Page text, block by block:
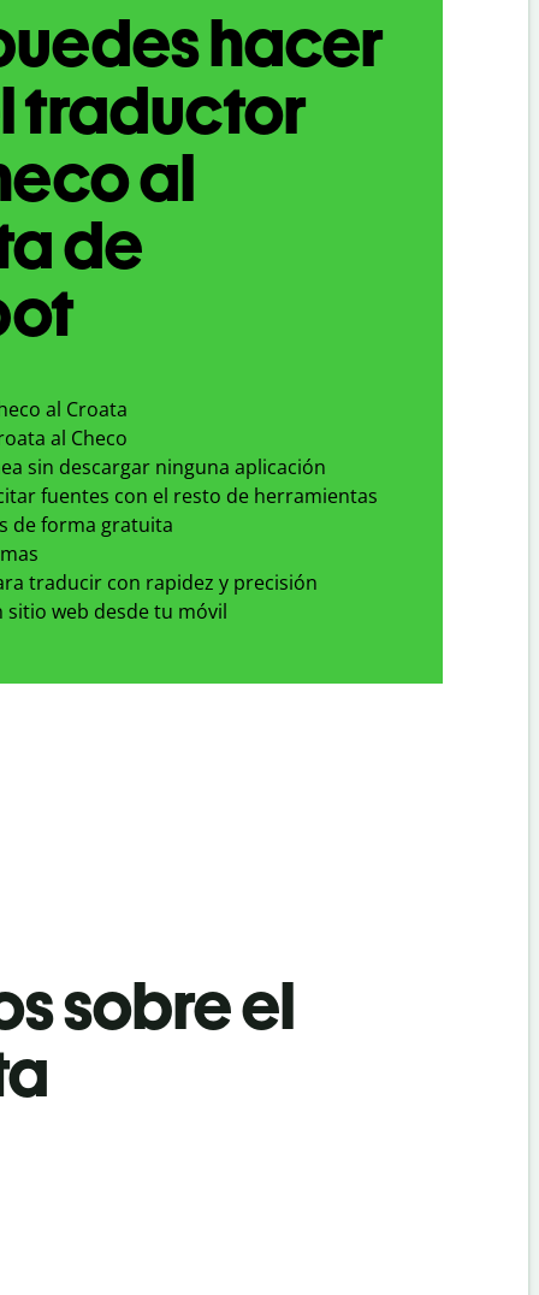
hacer
traductor
al
de
al Croata
al Checo
sin descargar ninguna aplicación
fuentes con el resto de herramientas
de forma gratuita
traducir con rapidez y precisión
sitio web desde tu móvil
sobre el